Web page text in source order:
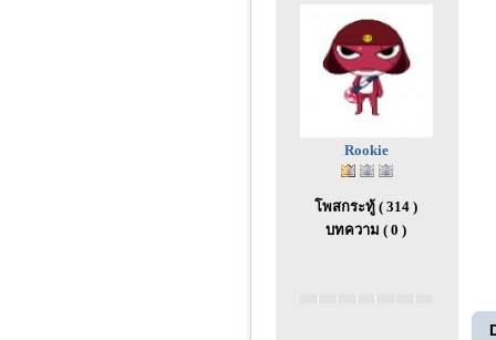
Rookie
โพสกระทู้ ( 314 )
บทความ ( 0 )